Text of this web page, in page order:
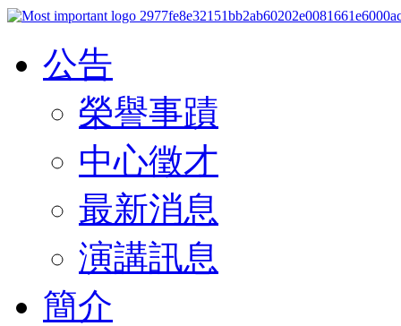
公告
榮譽事蹟
中心徵才
最新消息
演講訊息
簡介